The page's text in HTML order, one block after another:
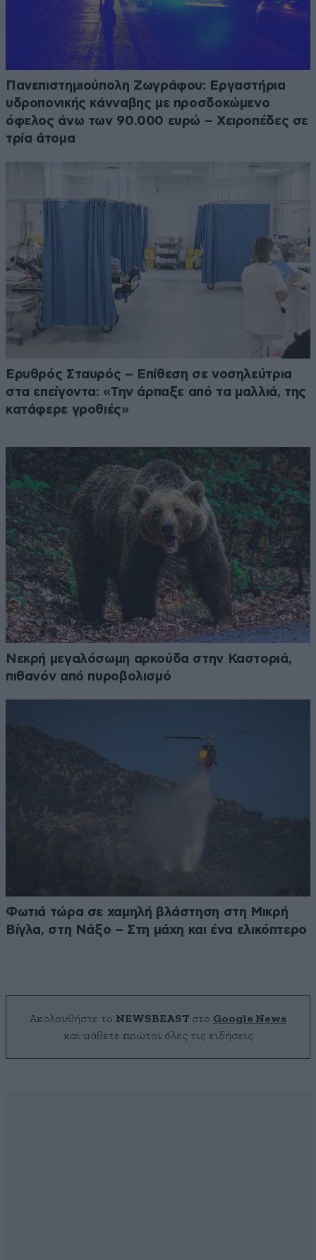
Πανεπιστημιούπολη Ζωγράφου: Εργαστήρια
υδροπονικής κάνναβης με προσδοκώμενο
όφελος άνω των 90.000 ευρώ – Χειροπέδες σε
τρία άτομα
Ερυθρός Σταυρός – Επίθεση σε νοσηλεύτρια
στα επείγοντα: «Την άρπαξε από τα μαλλιά, της
κατάφερε γροθιές»
Νεκρή μεγαλόσωμη αρκούδα στην Καστοριά,
πιθανόν από πυροβολισμό
Φωτιά τώρα σε χαμηλή βλάστηση στη Μικρή
Βίγλα, στη Νάξο – Στη μάχη και ένα ελικόπτερο
Ακολουθήστε το NEWSBEAST στο Google News
και μάθετε πρώτοι όλες τις ειδήσεις